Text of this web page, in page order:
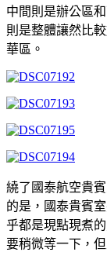
中間則是辦公區
則是整體讓然比
華區。
繞了國泰航空貴
的是，國泰貴賓
乎都是現點現煮
要稍微等一下，